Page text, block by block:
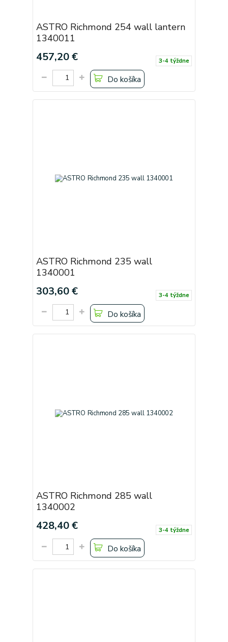
ASTRO Richmond 254 wall lantern
1340011
457,20 € 3-4 týždne
Do košíka
ASTRO Richmond 235 wall
1340001
303,60 € 3-4 týždne
Do košíka
ASTRO Richmond 285 wall
1340002
428,40 € 3-4 týždne
Do košíka